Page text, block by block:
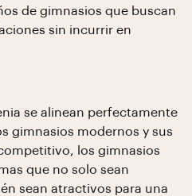
de gimnasios que buscan
sin incurrir en
se alinean perfectamente
gimnasios modernos y sus
los gimnasios
que no solo sean
sean atractivos para una